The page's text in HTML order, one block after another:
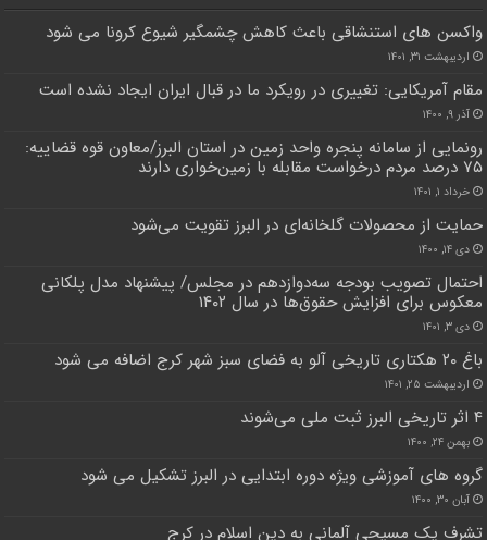
واکسن های استنشاقی باعث کاهش چشمگیر شیوع کرونا می شود
اردیبهشت ۳۱, ۱۴۰۱
مقام آمریکایی: تغییری در رویکرد ما در قبال ایران ایجاد نشده است
آذر ۹, ۱۴۰۰
رونمایی از سامانه پنجره واحد زمین در استان البرز/معاون قوه قضاییه:
۷۵ درصد مردم درخواست مقابله با زمین‌خواری دارند
خرداد ۱, ۱۴۰۱
حمایت از محصولات گلخانه‌ای در البرز تقویت می‌شود
دی ۱۴, ۱۴۰۰
احتمال تصویب بودجه سه‌دوازدهم در مجلس/ پیشنهاد مدل پلکانی
معکوس برای افزایش حقوق‌‌ها در سال ۱۴۰۲
دی ۳, ۱۴۰۱
باغ ۲۰ هکتاری تاریخی آلو به فضای سبز شهر کرج اضافه می شود
اردیبهشت ۲۵, ۱۴۰۱
۴ اثر تاریخی البرز ثبت ملی می‌شوند
بهمن ۲۴, ۱۴۰۰
گروه های آموزشی ویژه دوره ابتدایی در البرز تشکیل می شود
آبان ۳۰, ۱۴۰۰
تشرف یک مسیحی آلمانی به دین اسلام در کرج